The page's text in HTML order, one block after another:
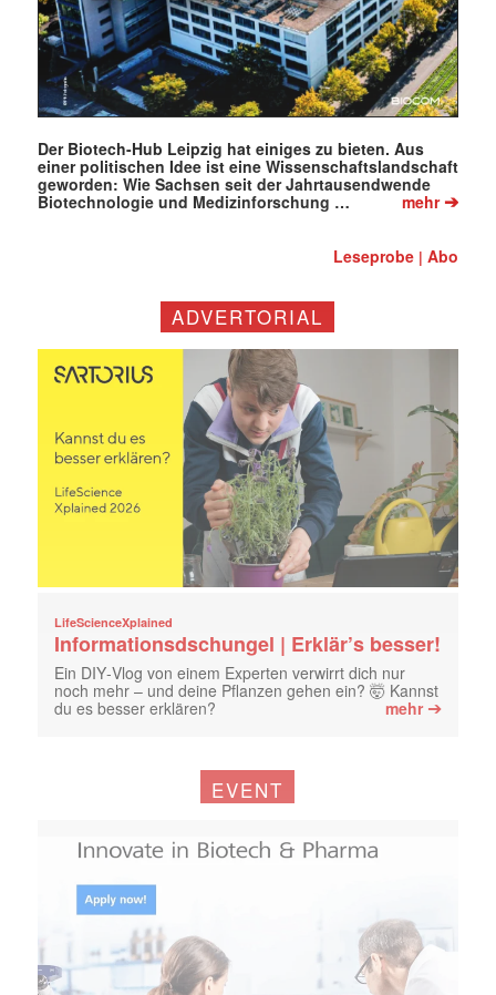
Der Biotech-Hub Leipzig hat einiges zu bieten. Aus
einer politischen Idee ist eine Wissenschaftslandschaft
geworden: Wie Sachsen seit der Jahrtausendwende
Biotechnologie und Medizinforschung …
mehr➔
Leseprobe |Abo
ADVERTORIAL
LifeScienceXplained
Informationsdschungel | Erklär’s besser!
Ein DIY‑Vlog von einem Experten verwirrt dich nur
noch mehr – und deine Pflanzen gehen ein? 🤯 Kannst
du es besser erklären?
mehr➔
EVENT